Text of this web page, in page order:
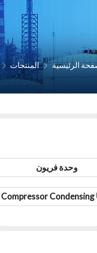
الرئيسية  المنتجات 
وحدة فريون
Compressor Condensing